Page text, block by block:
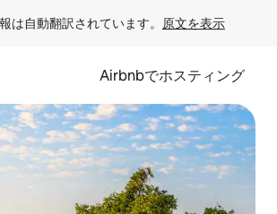
は自動翻訳されています。 原文を表示
Airbnbでホスティング